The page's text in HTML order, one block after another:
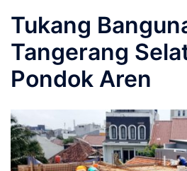
Tukang
Tangerang
Pondok Aren